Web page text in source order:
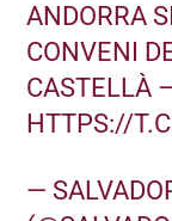
ANDORRA
CONVENI
CASTELLÀ
HTTPS://
—